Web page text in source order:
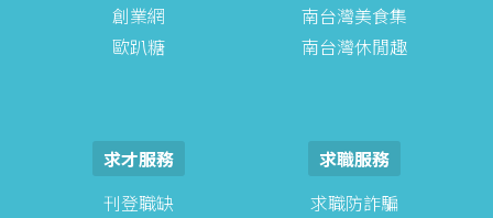
創業網
歐趴糖
南台灣美食集
南台灣休閒趣
求才服務
刊登職缺
求職服務
求職防詐騙